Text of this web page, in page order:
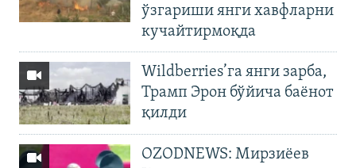
ўзгариши янги хавфларни
кучайтирмоқда
Wildberries’га янги зарба,
Трамп Эрон бўйича баёнот
қилди
OZODNEWS: Мирзиёев